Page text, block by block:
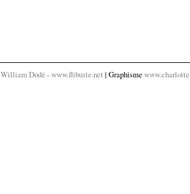
William Dodé - www.flibuste.net | Graphisme